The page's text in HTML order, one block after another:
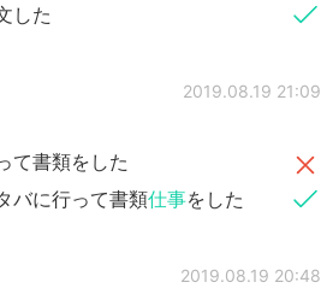
した
2019.08.19 21:09
て書類をした
バに行って書類仕事をした
2019.08.19 20:48